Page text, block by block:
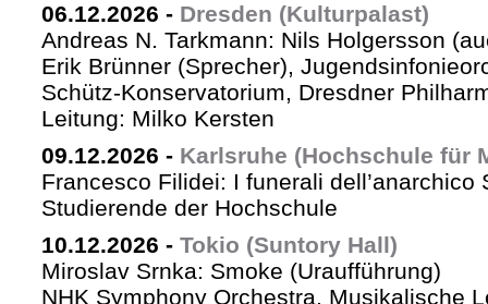
06.12.2026 - Dresden (Kulturpalast)
Andreas N. Tarkmann: Nils Holgersson
Erik Brünner (Sprecher),
Schütz-Konservatorium, Dresdner
Leitung: Milko Kersten
09.12.2026 - Karlsruhe (Hochschule für
Francesco Filidei: I funerali dell’anarchico
Studierende der Hochschule
10.12.2026 - Tokio (Suntory Hall)
Miroslav Srnka: Smoke (Uraufführung)
NHK Symphony Orchestra, Musikalische